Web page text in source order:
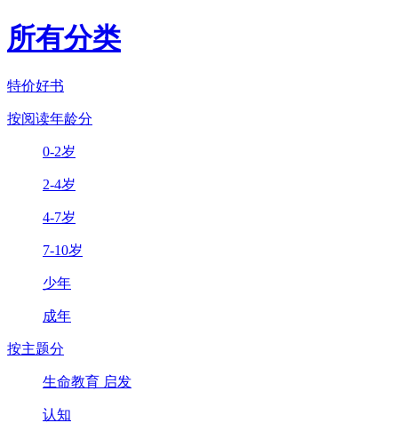
所有分类
特价好书
按阅读年龄分
0-2岁
2-4岁
4-7岁
7-10岁
少年
成年
按主题分
生命教育 启发
认知